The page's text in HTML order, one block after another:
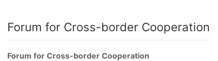
Forum for Cross-border Cooperation
Forum for Cross-border Cooperation